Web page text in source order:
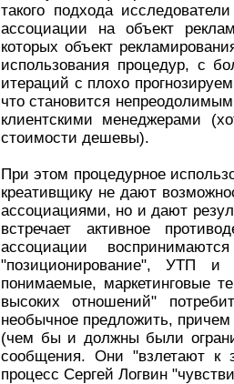
такого подхода
ассоциации на объект
которых объект
использования процедур, с
итераций с плохо
что становится
клиентскими менеджерами
стоимости дешевы).
При этом процедурное
креативщику не дают
ассоциациями, но и дают
встречает активное
ассоциации
"позиционирование", УТП и
понимаемые, маркетинговые
высоких отношений"
необычное предложить,
(чем бы и должны были
сообщения. Они "взлетают к
процесс Сергей Логвин